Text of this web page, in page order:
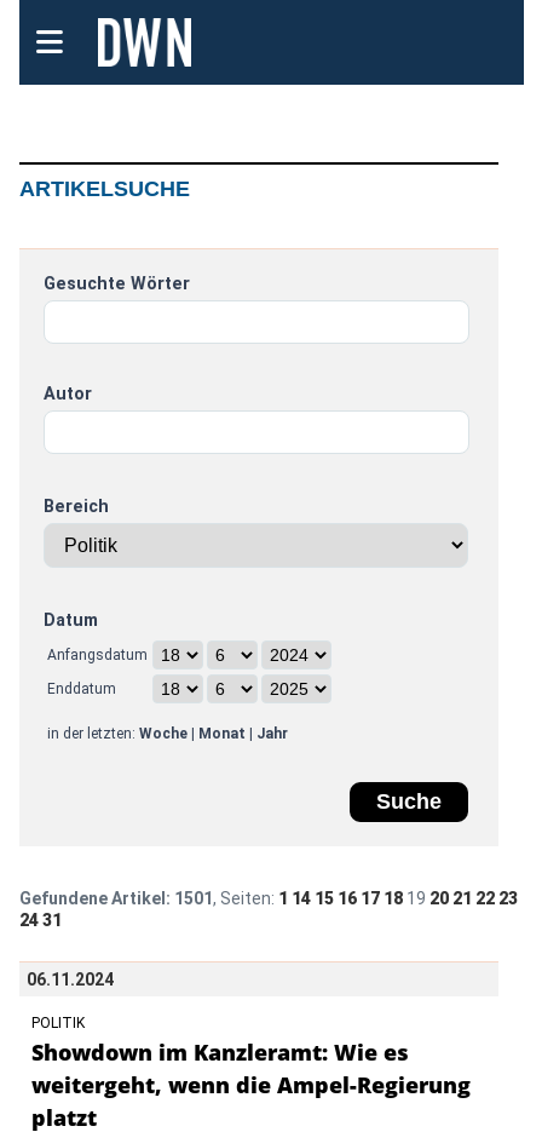
ARTIKELSUCHE
Gesuchte Wörter
Autor
Bereich
Datum
Anfangsdatum
Enddatum
in der letzten: Woche| Monat Jahr
Gefundene Artikel: 1501, Seiten: 1 14 15 16 17 18 19 20 21 22 23
24 31
06.11.2024
POLITIK
Showdown im Kanzleramt: Wie es
weitergeht, wenn die Ampel-Regierung
platzt